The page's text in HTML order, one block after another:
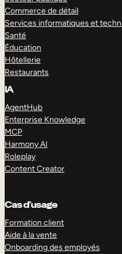
Commerce de détail
Services informatiques et
Santé
Éducation
Hôtellerie
Restaurants
IA
AgentHub
Enterprise Knowledge
MCP
Harmony AI
Roleplay
Content Creator
Cas d’usage
Formation client
Aide à la vente
Onboarding des employés